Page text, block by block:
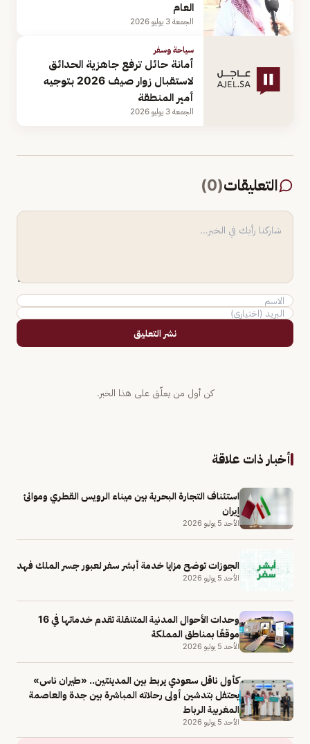
العام
الجمعة 3 يوليو 2026
سياحة وسفر
أمانة حائل ترفع جاهزية الحدائق
لاستقبال زوار صيف 2026 بتوجيه
أمير المنطقة
الجمعة 3 يوليو 2026
التعليقات(
0
)
نشر التعليق
كن أول من يعلّق على هذا الخبر.
أخبار ذات علاقة
استئناف التجارة البحرية بين ميناء الرويس القطري وموانئ
إيران
الأحد 5 يوليو 2026
الجوزات توضح مزايا خدمة أبشر سفر لعبور جسر الملك فهد
الأحد 5 يوليو 2026
وحدات الأحوال المدنية المتنقلة تقدم خدماتها في 16
موقعًا بمناطق المملكة
الأحد 5 يوليو 2026
كأول ناقل سعودي يربط بين المدينتين.. «طيران ناس»
يحتفل بتدشين أولى رحلاته المباشرة بين جدة والعاصمة
المغربية الرباط
الأحد 5 يوليو 2026